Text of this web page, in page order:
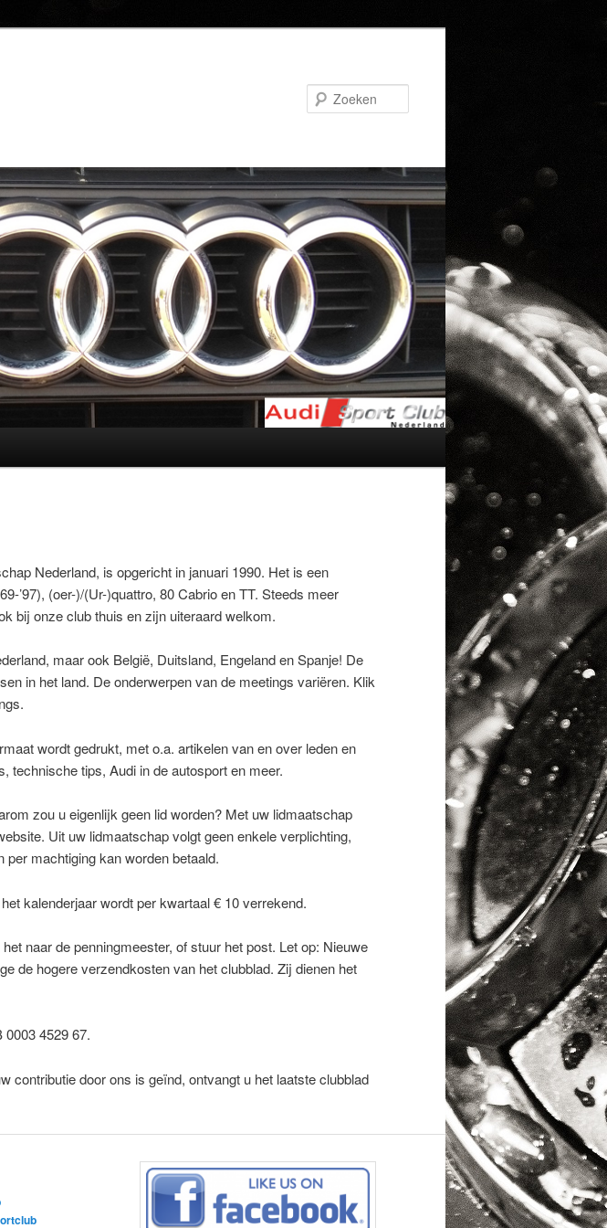
Nederland, is opgericht in januari 1990. Het is een
’97), (oer-)/(Ur-)quattro, 80 Cabrio en TT. Steeds meer
bij onze club thuis en zijn uiteraard welkom.
maar ook België, Duitsland, Engeland en Spanje! De
in het land. De onderwerpen van de meetings variëren. Klik
wordt gedrukt, met o.a. artikelen van en over leden en
technische tips, Audi in de autosport en meer.
zou u eigenlijk geen lid worden? Met uw lidmaatschap
Uit uw lidmaatschap volgt geen enkele verplichting,
per machtiging kan worden betaald.
kalenderjaar wordt per kwartaal € 10 verrekend.
naar de penningmeester, of stuur het post. Let op: Nieuwe
de hogere verzendkosten van het clubblad. Zij dienen het
4529 67.
contributie door ons is geïnd, ontvangt u het laatste clubblad